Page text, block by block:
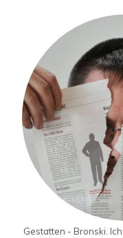
Gestatten - Bronski.